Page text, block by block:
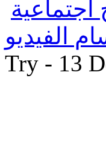
اجتماعية
الفيديو
Try - 13